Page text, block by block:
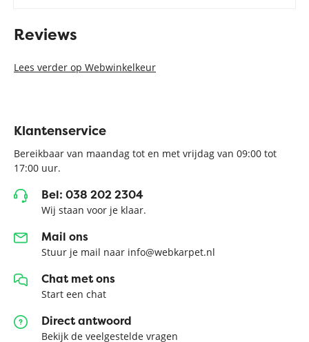
Reviews
Lees verder op Webwinkelkeur
Klantenservice
Bereikbaar van maandag tot en met vrijdag van 09:00 tot
17:00 uur.
Bel: 038 202 2304
Wij staan voor je klaar.
Mail ons
Stuur je mail naar info@webkarpet.nl
Chat met ons
Start een chat
Direct antwoord
Bekijk de veelgestelde vragen